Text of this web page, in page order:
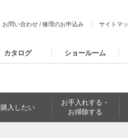
お問い合わせ /修理のお申込み サイトマ
カタログ ショールーム
購入したい
お手入れする・
お掃除する